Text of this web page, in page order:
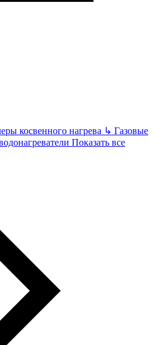
косвенного нагрева ↳ Газовые
Показать все